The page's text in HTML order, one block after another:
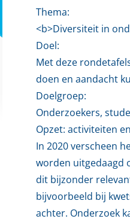
Thema:
<b>Diversiteit in
Doel:
Met deze
doen en aandacht
Doelgroep:
Onderzoekers,
Opzet: activiteiten
In 2020 verscheen
worden uitgedaagd
dit bijzonder
bijvoorbeeld bij
achter. Onderzoek